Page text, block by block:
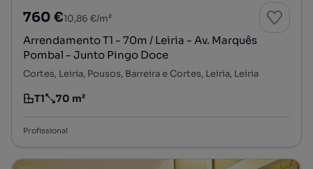
760 €10,86 €/m²
Arrendamento T1 - 70m / Leiria - Av. Marquês
Pombal - Junto Pingo Doce
Cortes, Leiria, Pousos, Barreira e Cortes, Leiria, Leiria
Tipologia
T1
Preço por metro quadrado
70 m²
Profissional